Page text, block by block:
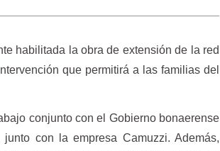
habilitada la obra de extensión de la red
que permitirá a las familias del
conjunto con el Gobierno bonaerense
con la empresa Camuzzi. Además,